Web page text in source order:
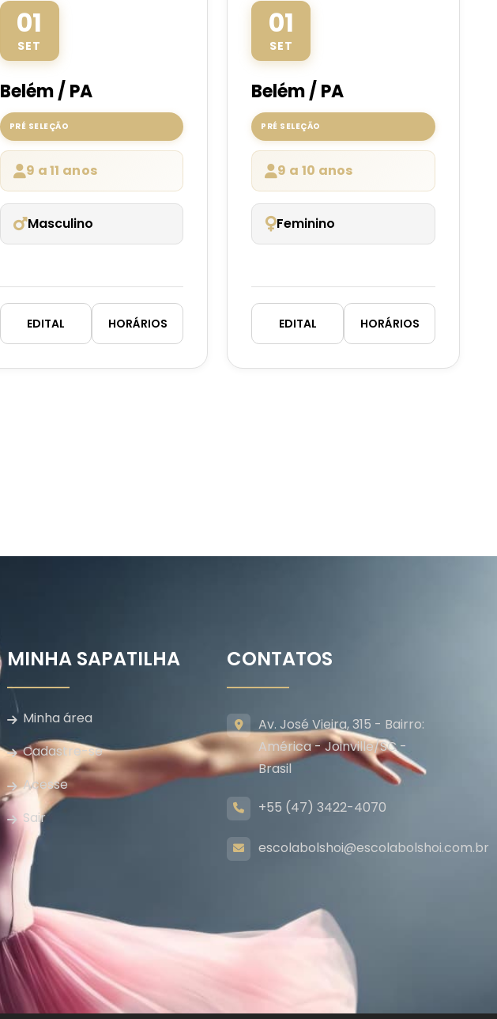
01
SET
Belém / PA
PRÉ SELEÇÃO
9 a 11 anos
Masculino
EDITAL HORÁRIOS
01
SET
Belém / PA
PRÉ SELEÇÃO
9 a 10 anos
Feminino
EDITAL HORÁRIOS
MINHA SAPATILHA
Minha área
Cadastre-se
Acesse
Sair
CONTATOS
Av. José Vieira, 315 - Bairro:
América - Joinville/SC -
Brasil
+55 (47) 3422-4070
escolabolshoi@escolabolshoi.com.br